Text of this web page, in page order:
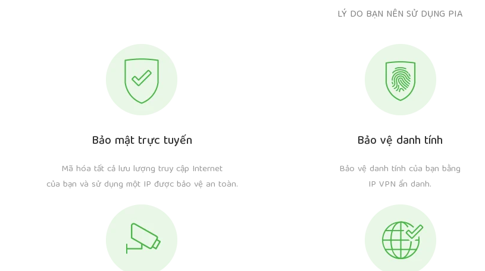
LÝ DO BẠN NÊN SỬ DỤNG PIA
Bảo mật trực tuyến
Mã hóa tất cả lưu lượng truy cập Internet
của bạn và sử dụng một IP được bảo vệ an toàn.
Bảo vệ danh tính
Bảo vệ danh tính của bạn bằng
IP VPN ẩn danh.